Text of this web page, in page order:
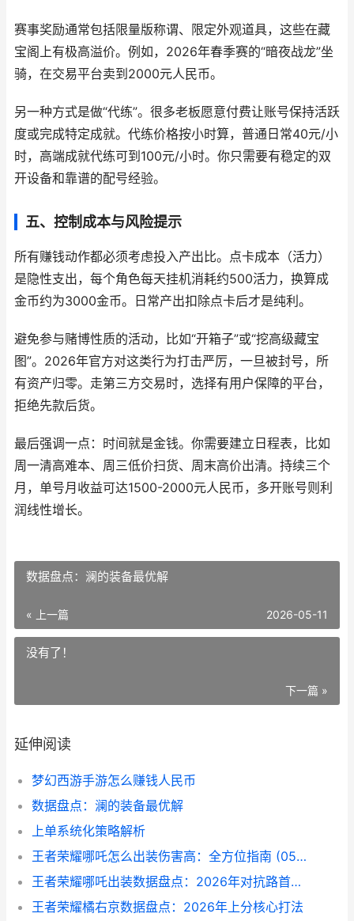
赛事奖励通常包括限量版称谓、限定外观道具，这些在藏
宝阁上有极高溢价。例如，2026年春季赛的“暗夜战龙”坐
骑，在交易平台卖到2000元人民币。
另一种方式是做“代练”。很多老板愿意付费让账号保持活跃
度或完成特定成就。代练价格按小时算，普通日常40元/小
时，高端成就代练可到100元/小时。你只需要有稳定的双
开设备和靠谱的配号经验。
五、控制成本与风险提示
所有赚钱动作都必须考虑投入产出比。点卡成本（活力）
是隐性支出，每个角色每天挂机消耗约500活力，换算成
金币约为3000金币。日常产出扣除点卡后才是纯利。
避免参与赌博性质的活动，比如“开箱子”或“挖高级藏宝
图”。2026年官方对这类行为打击严厉，一旦被封号，所
有资产归零。走第三方交易时，选择有用户保障的平台，
拒绝先款后货。
最后强调一点：时间就是金钱。你需要建立日程表，比如
周一清高难本、周三低价扫货、周末高价出清。持续三个
月，单号月收益可达1500-2000元人民币，多开账号则利
润线性增长。
数据盘点：澜的装备最优解
« 上一篇 2026-05-11
没有了！
下一篇 »
延伸阅读
梦幻西游手游怎么赚钱人民币
数据盘点：澜的装备最优解
上单系统化策略解析
王者荣耀哪吒怎么出装伤害高：全方位指南 (05月11日解读)
王者荣耀哪吒出装数据盘点：2026年对抗路首选方案
王者荣耀橘右京数据盘点：2026年上分核心打法